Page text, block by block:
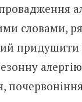
словами,
придушити